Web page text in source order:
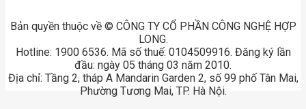
Bản quyền thuộc về © CÔNG TY CỔ PHẦN CÔNG NGHỆ HỢP
LONG.
Hotline: 1900 6536. Mã số thuế: 0104509916. Đăng ký lần
đầu: ngày 05 tháng 03 năm 2010.
Địa chỉ: Tầng 2, tháp A Mandarin Garden 2, số 99 phố Tân Mai,
Phường Tương Mai, TP. Hà Nội.